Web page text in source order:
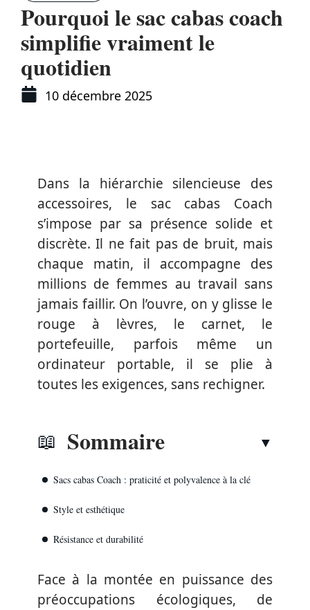
Pourquoi le sac cabas coach
simplifie vraiment le
quotidien
10 décembre 2025
Dans la hiérarchie silencieuse des
accessoires, le sac cabas Coach
s’impose par sa présence solide et
discrète. Il ne fait pas de bruit, mais
chaque matin, il accompagne des
millions de femmes au travail sans
jamais faillir. On l’ouvre, on y glisse le
rouge à lèvres, le carnet, le
portefeuille, parfois même un
ordinateur portable, il se plie à
toutes les exigences, sans rechigner.
Sommaire
Sacs cabas Coach : praticité et polyvalence à la clé
Style et esthétique
Résistance et durabilité
Face à la montée en puissance des
préoccupations écologiques, de